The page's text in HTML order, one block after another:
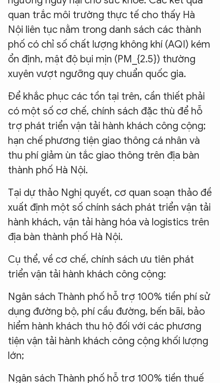
quan trắc môi trường thực tế cho thấy Hà
Nội liên tục nằm trong danh sách các thành
phố có chỉ số chất lượng không khí (AQI) kém
ổn định, mật độ bụi mịn (PM_{2.5}) thường
xuyên vượt ngưỡng quy chuẩn quốc gia.
Để khắc phục các tồn tại trên, cần thiết phải
có một số cơ chế, chính sách đặc thù để hỗ
trợ phát triển vận tải hành khách công cộng;
hạn chế phương tiện giao thông cá nhân và
thu phí giảm ùn tắc giao thông trên địa bàn
thành phố Hà Nội.
Tại dự thảo Nghị quyết, cơ quan soạn thảo đề
xuất định một số chính sách phát triển vận tải
hành khách, vận tải hàng hóa và logistics trên
địa bàn thành phố Hà Nội.
Cụ thể, về cơ chế, chính sách ưu tiên phát
triển vận tải hành khách công cộng:
Ngân sách Thành phố hỗ trợ 100% tiền phí sử
dụng đường bộ, phí cầu đường, bến bãi, bảo
hiểm hành khách thu hộ đối với các phương
tiện vận tải hành khách công cộng khối lượng
lớn;
Ngân sách Thành phố hỗ trợ 100% tiền thuế